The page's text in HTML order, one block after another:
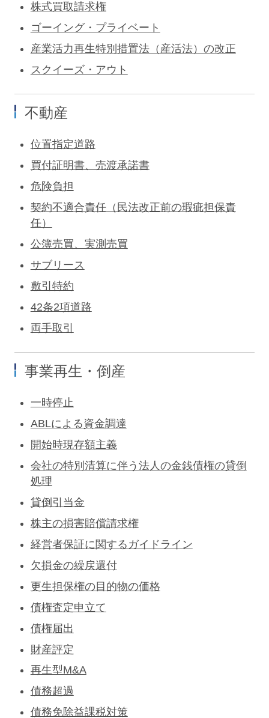
株式買取請求権
ゴーイング・プライベート
産業活力再生特別措置法（産活法）の改正
スクイーズ・アウト
不動産
位置指定道路
買付証明書、売渡承諾書
危険負担
契約不適合責任（民法改正前の瑕疵担保責
任）
公簿売買、実測売買
サブリース
敷引特約
42条2項道路
両手取引
事業再生・倒産
一時停止
ABLによる資金調達
開始時現存額主義
会社の特別清算に伴う法人の金銭債権の貸倒
処理
貸倒引当金
株主の損害賠償請求権
経営者保証に関するガイドライン
欠損金の繰戻還付
更生担保権の目的物の価格
債権査定申立て
債権届出
財産評定
再生型M&A
債務超過
債務免除益課税対策